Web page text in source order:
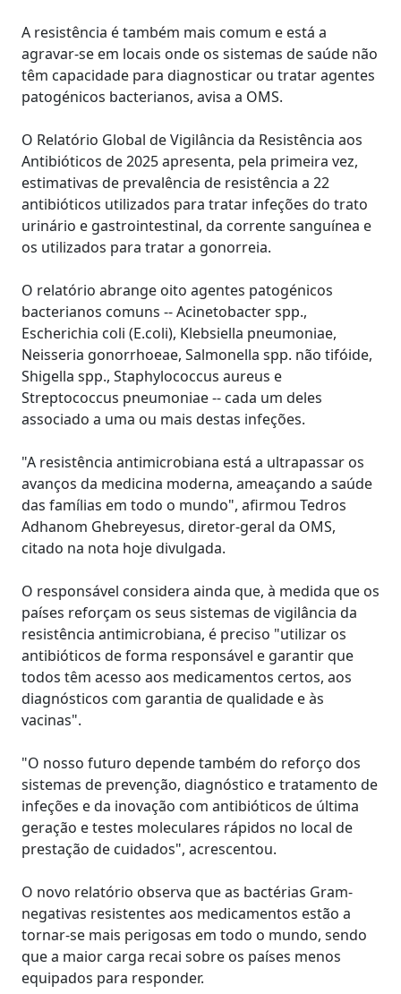
A resistência é também mais comum e está a
agravar-se em locais onde os sistemas de saúde não
têm capacidade para diagnosticar ou tratar agentes
patogénicos bacterianos, avisa a OMS.
O Relatório Global de Vigilância da Resistência aos
Antibióticos de 2025 apresenta, pela primeira vez,
estimativas de prevalência de resistência a 22
antibióticos utilizados para tratar infeções do trato
urinário e gastrointestinal, da corrente sanguínea e
os utilizados para tratar a gonorreia.
O relatório abrange oito agentes patogénicos
bacterianos comuns -- Acinetobacter spp.,
Escherichia coli (E.coli), Klebsiella pneumoniae,
Neisseria gonorrhoeae, Salmonella spp. não tifóide,
Shigella spp., Staphylococcus aureus e
Streptococcus pneumoniae -- cada um deles
associado a uma ou mais destas infeções.
"A resistência antimicrobiana está a ultrapassar os
avanços da medicina moderna, ameaçando a saúde
das famílias em todo o mundo", afirmou Tedros
Adhanom Ghebreyesus, diretor-geral da OMS,
citado na nota hoje divulgada.
O responsável considera ainda que, à medida que os
países reforçam os seus sistemas de vigilância da
resistência antimicrobiana, é preciso "utilizar os
antibióticos de forma responsável e garantir que
todos têm acesso aos medicamentos certos, aos
diagnósticos com garantia de qualidade e às
vacinas".
"O nosso futuro depende também do reforço dos
sistemas de prevenção, diagnóstico e tratamento de
infeções e da inovação com antibióticos de última
geração e testes moleculares rápidos no local de
prestação de cuidados", acrescentou.
O novo relatório observa que as bactérias Gram-
negativas resistentes aos medicamentos estão a
tornar-se mais perigosas em todo o mundo, sendo
que a maior carga recai sobre os países menos
equipados para responder.